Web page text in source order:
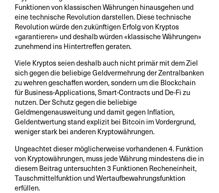
Funktionen von klassischen Währungen hinausgehen und
eine technische Revolution darstellen. Diese technische
Revolution würde den zukünftigen Erfolg von Kryptos
«garantieren» und deshalb würden «klassische Währungen»
zunehmend ins Hintertreffen geraten.
Viele Kryptos seien deshalb auch nicht primär mit dem Ziel
sich gegen die beliebige Geldvermehrung der Zentralbanken
zu wehren geschaffen worden, sondern um die Blockchain
für Business-Applications, Smart-Contracts und De-Fi zu
nutzen. Der Schutz gegen die beliebige
Geldmengenausweitung und damit gegen Inflation,
Geldentwertung stand explizit bei Bitcoin im Vordergrund,
weniger stark bei anderen Kryptowährungen.
Ungeachtet dieser möglicherweise vorhandenen 4. Funktion
von Kryptowährungen, muss jede Währung mindestens die in
diesem Beitrag untersuchten 3 Funktionen Recheneinheit,
Tauschmittelfunktion und Wertaufbewahrungsfunktion
erfüllen.